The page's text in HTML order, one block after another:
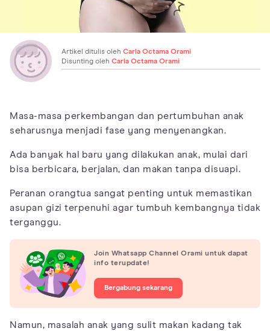
Artikel ditulis oleh Carla Octama Orami
Disunting oleh Carla Octama Orami
Masa-masa perkembangan dan pertumbuhan anak
seharusnya menjadi fase yang menyenangkan.
Ada banyak hal baru yang dilakukan anak, mulai dari
bisa berbicara, berjalan, dan makan tanpa disuapi.
Peranan orangtua sangat penting untuk memastikan
asupan gizi terpenuhi agar tumbuh kembangnya tidak
terganggu.
Join Whatsapp Channel Orami untuk dapat
info terupdate!
Bergabung sekarang
Namun, masalah anak yang sulit makan kadang tak